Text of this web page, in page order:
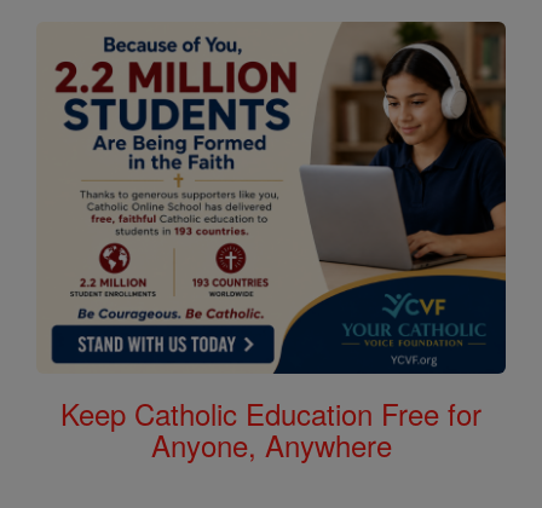
Keep Catholic Education Free for
Anyone, Anywhere